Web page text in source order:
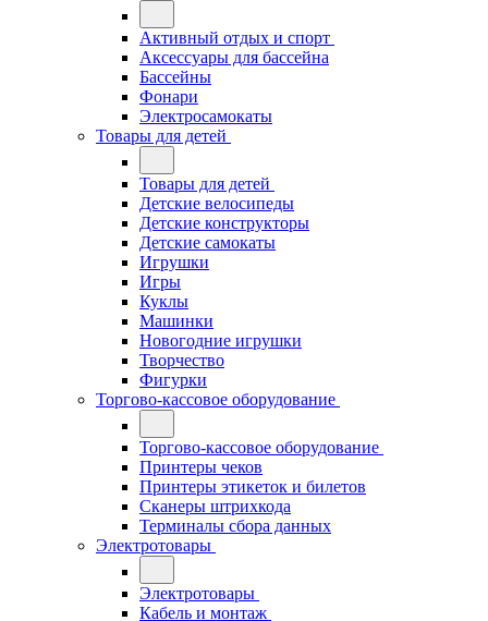
Активный отдых и спорт
Аксессуары для бассейна
Бассейны
Фонари
Электросамокаты
Товары для детей
Товары для детей
Детские велосипеды
Детские конструкторы
Детские самокаты
Игрушки
Игры
Куклы
Машинки
Новогодние игрушки
Творчество
Фигурки
Торгово-кассовое оборудование
Торгово-кассовое оборудование
Принтеры чеков
Принтеры этикеток и билетов
Сканеры штрихкода
Терминалы сбора данных
Электротовары
Электротовары
Кабель и монтаж